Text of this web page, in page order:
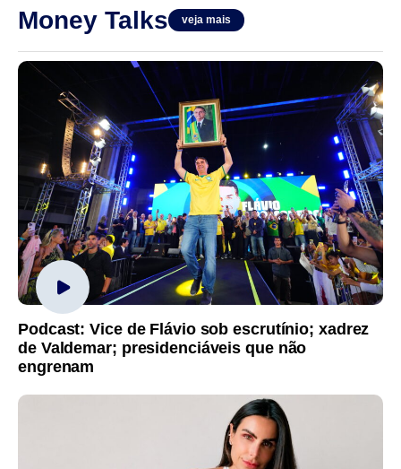
Money Talks veja mais
Podcast: Vice de Flávio sob escrutínio; xadrez
de Valdemar; presidenciáveis que não
engrenam